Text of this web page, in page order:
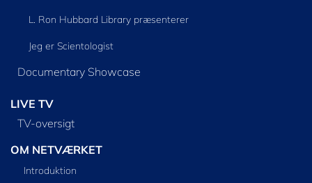
L. Ron Hubbard Library præsenterer
Jeg er Scientologist
Documentary Showcase
LIVE TV
TV-oversigt
OM NETVÆRKET
Introduktion